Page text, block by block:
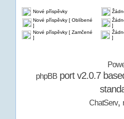
Nové příspěvky
Nové příspěvky [ Oblíbené
]
]
Nové příspěvky [ Zamčené
]
]
phpBBport v2.0.7
ChatServ,